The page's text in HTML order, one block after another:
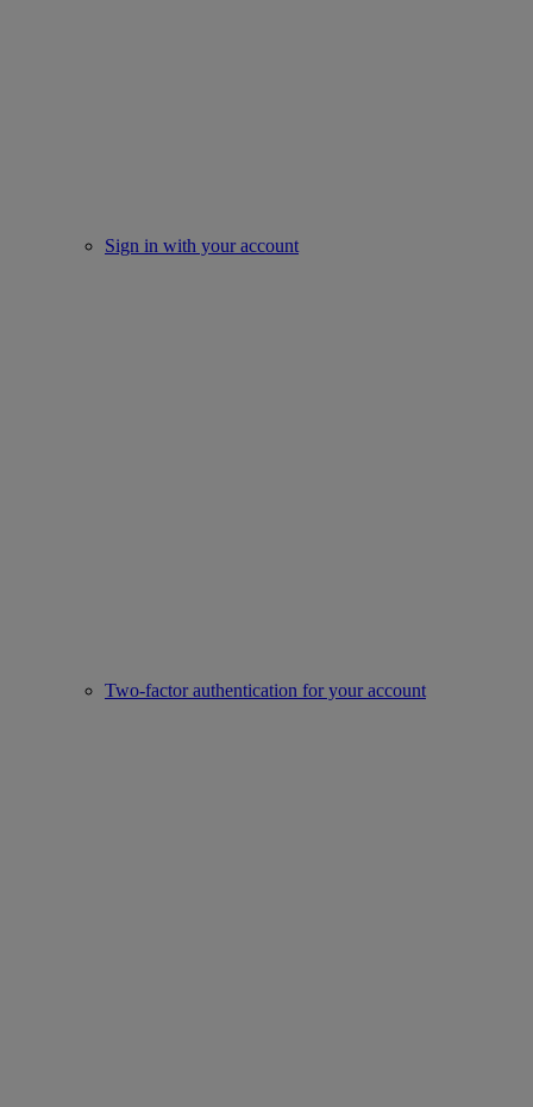
Sign in with your account
Two-factor authentication for your account